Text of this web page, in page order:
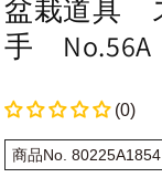
盆栽道具
手 No.56A
(0)
商品No. 80225A1854